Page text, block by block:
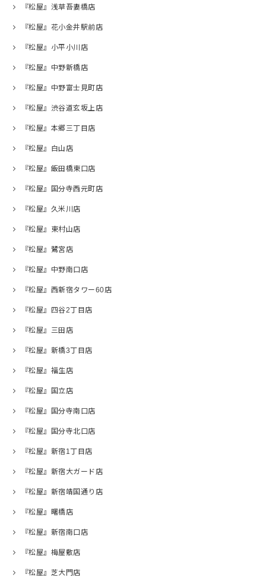
『松屋』浅草吾妻橋店
『松屋』花小金井駅前店
『松屋』小平小川店
『松屋』中野新橋店
『松屋』中野富士見町店
『松屋』渋谷道玄坂上店
『松屋』本郷三丁目店
『松屋』白山店
『松屋』飯田橋東口店
『松屋』国分寺西元町店
『松屋』久米川店
『松屋』東村山店
『松屋』鷺宮店
『松屋』中野南口店
『松屋』西新宿タワー60店
『松屋』四谷2丁目店
『松屋』三田店
『松屋』新橋3丁目店
『松屋』福生店
『松屋』国立店
『松屋』国分寺南口店
『松屋』国分寺北口店
『松屋』新宿1丁目店
『松屋』新宿大ガード店
『松屋』新宿靖国通り店
『松屋』曙橋店
『松屋』新宿南口店
『松屋』梅屋敷店
『松屋』芝大門店